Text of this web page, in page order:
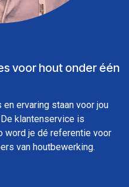
voor hout onder één
ervaring staan voor jou
klantenservice is
word je dé referentie voor
van houtbewerking.